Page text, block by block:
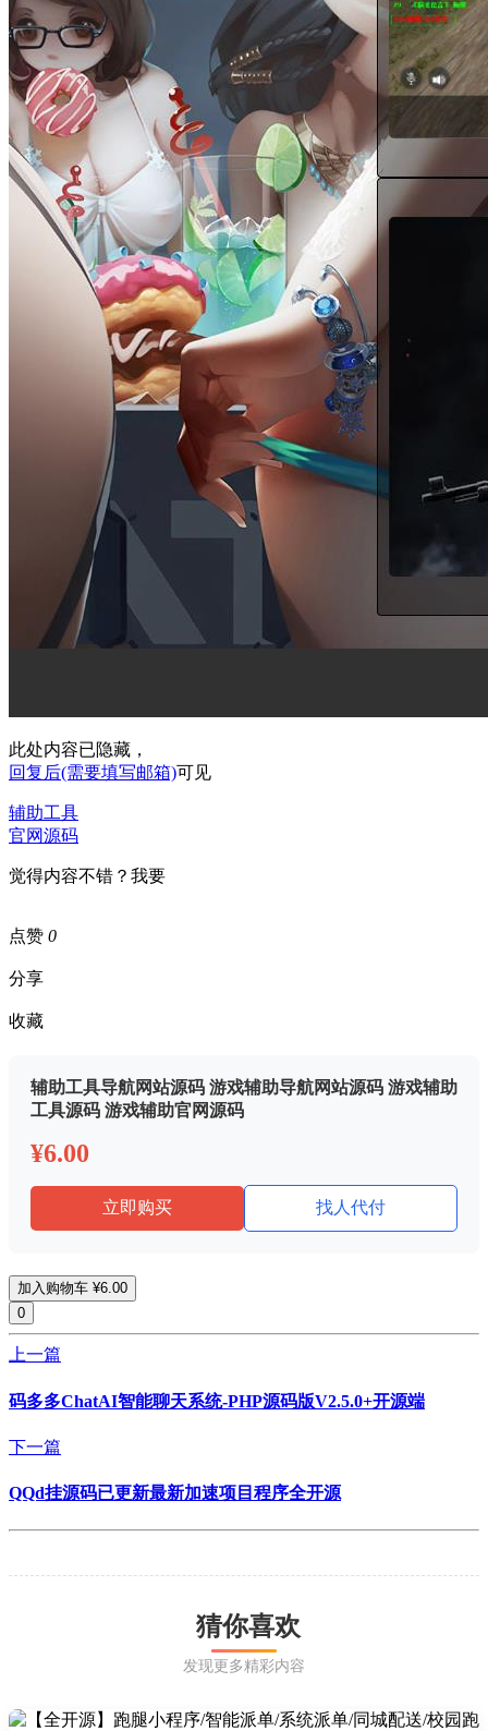
此处内容已隐藏，
回复后(需要填写邮箱)可见
辅助工具
官网源码
觉得内容不错？我要
点赞 0
分享
收藏
辅助工具导航网站源码 游戏辅助导航网站源码 游戏辅助
工具源码 游戏辅助官网源码
¥6.00
立即购买 找人代付
加入购物车 ¥6.00
0
上一篇
码多多ChatAI智能聊天系统-PHP源码版V2.5.0+开源端
下一篇
QQd挂源码已更新最新加速项目程序全开源
猜你喜欢
发现更多精彩内容